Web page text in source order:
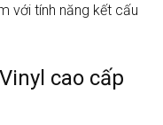
với tính năng kết cấu
cao cấp